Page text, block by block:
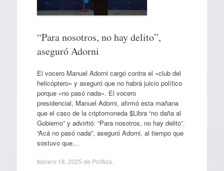
“Para nosotros, no hay delito”,
aseguró Adorni
El vocero Manuel Adorni cargó contra el «club del
helicóptero» y aseguró que no habrá juicio político
porque «no pasó nada». El vocero
presidencial, Manuel Adorni, afirmó esta mañana
que el caso de la criptomoneda $Libra “no daña al
Gobierno” y advirtió: “Para nosotros, no hay delito”.
“Acá no pasó nada”, aseguró Adorni, al tiempo que
sostuvo que…
febrero 18, 2025 de Política